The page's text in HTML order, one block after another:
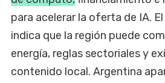
para acelerar la oferta de IA.
indica que la región puede
energía, reglas sectoriales y
contenido local. Argentina